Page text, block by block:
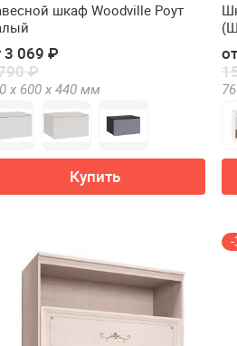
шкаф Woodville Роут
3 069 ₽
₽
х 600 х 440 мм
Купить